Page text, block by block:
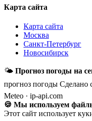
Карта сайта
Карта сайта
Москва
Санкт-Петербург
Новосибирск
🌤 Прогноз погоды на
прогноз погоды Сделано
Meteo · ip-api.com
🍪 Мы используем
Этот сайт использует